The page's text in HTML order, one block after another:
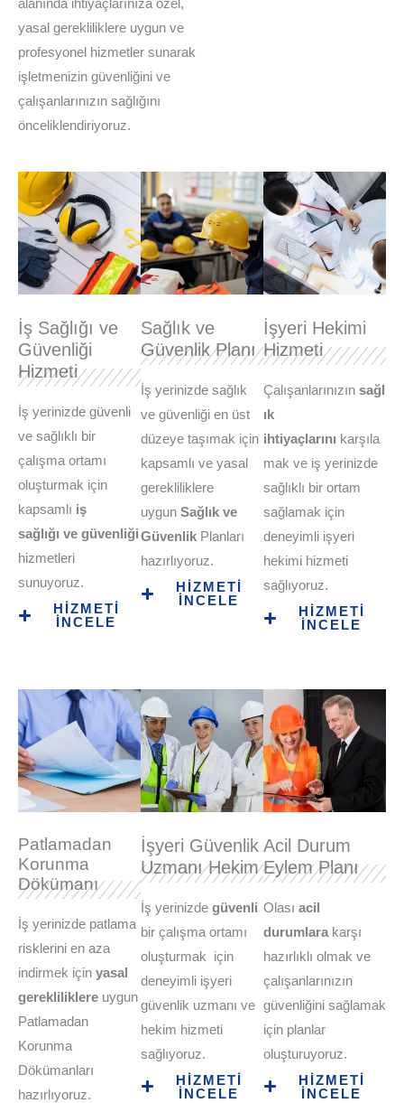
alanında ihtiyaçlarınıza özel,
yasal gerekliliklere uygun ve
profesyonel hizmetler sunarak
işletmenizin güvenliğini ve
çalışanlarınızın sağlığını
önceliklendiriyoruz.
İş Sağlığı ve
Güvenliği
Hizmeti
İş yerinizde güvenli
ve sağlıklı bir
çalışma ortamı
oluşturmak için
kapsamlı iş
sağlığı ve güvenliği
hizmetleri
sunuyoruz.
HİZMETİ
İNCELE
Sağlık ve
Güvenlik Planı
İş yerinizde sağlık
ve güvenliği en üst
düzeye taşımak için
kapsamlı ve yasal
gerekliliklere
uygun Sağlık ve
Güvenlik Planları
hazırlıyoruz.
HİZMETİ
İNCELE
İşyeri Hekimi
Hizmeti
Çalışanlarınızın sağl
ık
ihtiyaçlarını karşıla
mak ve iş yerinizde
sağlıklı bir ortam
sağlamak için
deneyimli işyeri
hekimi hizmeti
sağlıyoruz.
HİZMETİ
İNCELE
Patlamadan
Korunma
Dökümanı
İş yerinizde patlama
risklerini en aza
indirmek için yasal
gerekliliklere uygun
Patlamadan
Korunma
Dökümanları
hazırlıyoruz.
İşyeri Güvenlik
Uzmanı Hekim
İş yerinizde güvenli
bir çalışma ortamı
oluşturmak için
deneyimli işyeri
güvenlik uzmanı ve
hekim hizmeti
sağlıyoruz.
HİZMETİ
İNCELE
Acil Durum
Eylem Planı
Olası acil
durumlara karşı
hazırlıklı olmak ve
çalışanlarınızın
güvenliğini sağlamak
için planlar
oluşturuyoruz.
HİZMETİ
İNCELE